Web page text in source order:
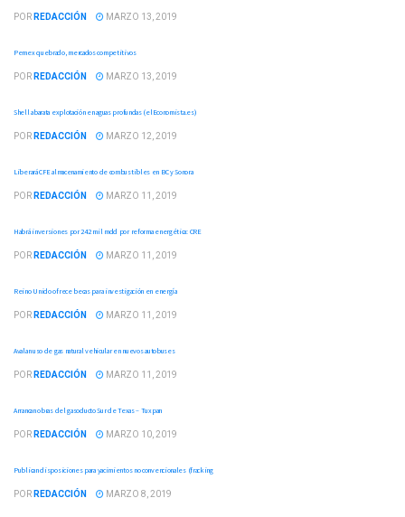
POR REDACCIÓN MARZO 13, 2019
Pemex quebrado, mercados competitivos
POR REDACCIÓN MARZO 13, 2019
Shell abarata explotación en aguas profundas (elEconomista.es)
POR REDACCIÓN MARZO 12, 2019
Liberará CFE almacenamiento de combustibles en BC y Sonora
POR REDACCIÓN MARZO 11, 2019
Habrá inversiones por 242 mil mdd por reforma energética: CRE
POR REDACCIÓN MARZO 11, 2019
Reino Unido ofrece becas para investigación en energía
POR REDACCIÓN MARZO 11, 2019
Avalan uso de gas natural vehicular en nuevos autobuses
POR REDACCIÓN MARZO 11, 2019
Arrancan obras del gasoducto Sur de Texas – Tuxpan
POR REDACCIÓN MARZO 10, 2019
Publican disposiciones para yacimientos no convencionales (fracking
POR REDACCIÓN MARZO 8, 2019